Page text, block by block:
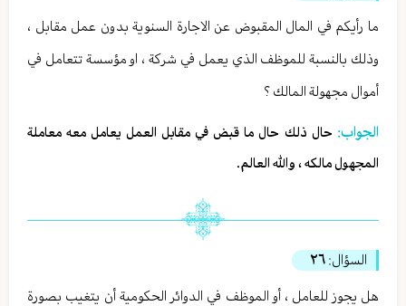
ما رأيكم في المال المقبوض عن الاجارة السنوية بدون عمل مقابل ،
وذلك بالنسبة للموظف الذي يعمل في شركة ، او مؤسسة تتعامل في
أموال مجهولة المالك ؟
الجواب: حال ذلك حال ما قبض في مقابل العمل يعامل معه معاملة
المجهول مالكه ، والله العالم.
السؤال: ٢٦
هل يجوز للعامل ، أو الموظف في الدوائر الحكومية أن يتغيب بصورة